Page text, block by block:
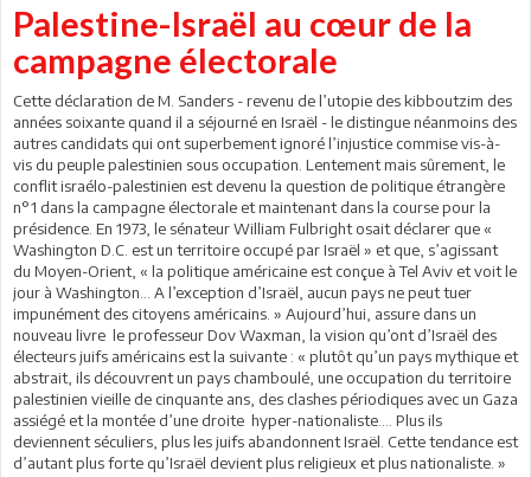
Palestine-Israël au cœur de la
campagne électorale
Cette déclaration de M. Sanders - revenu de l’utopie des kibboutzim des
années soixante quand il a séjourné en Israël - le distingue néanmoins des
autres candidats qui ont superbement ignoré l’injustice commise vis-à-
vis du peuple palestinien sous occupation. Lentement mais sûrement, le
conflit israélo-palestinien est devenu la question de politique étrangère
n°1 dans la campagne électorale et maintenant dans la course pour la
présidence. En 1973, le sénateur William Fulbright osait déclarer que «
Washington D.C. est un territoire occupé par Israël » et que, s’agissant
du Moyen-Orient, « la politique américaine est conçue à Tel Aviv et voit le
jour à Washington... A l’exception d’Israël, aucun pays ne peut tuer
impunément des citoyens américains. » Aujourd’hui, assure dans un
nouveau livre le professeur Dov Waxman, la vision qu’ont d’Israël des
électeurs juifs américains est la suivante : « plutôt qu’un pays mythique et
abstrait, ils découvrent un pays chamboulé, une occupation du territoire
palestinien vieille de cinquante ans, des clashes périodiques avec un Gaza
assiégé et la montée d’une droite hyper-nationaliste…. Plus ils
deviennent séculiers, plus les juifs abandonnent Israël. Cette tendance est
d’autant plus forte qu’Israël devient plus religieux et plus nationaliste. »